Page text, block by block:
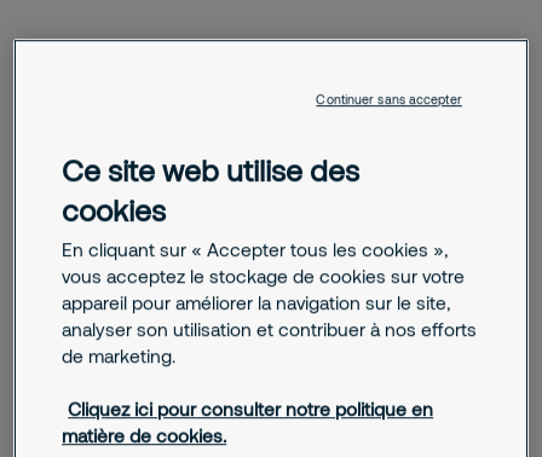
Vidéo surveillance temporaire
temporaire est devenue une nécessité dans de
nombreux cas. Que ce soit pour un chantier de
solutions de vidéosurveillance temporaire présente
une solution flexible et efficace.
Nos totems, tours et valises équipées de
vidéosurveillance détectent tout type de
l’aide des caméras de vidéosurveillance adaptées.
Ce site web utilise des
cookies
En cliquant sur « Accepter tous les cookies »,
vous acceptez le stockage de cookies sur votre
appareil pour améliorer la navigation sur le site,
analyser son utilisation et contribuer à nos efforts
de marketing.
Cliquez ici pour consulter notre politique en
matière de cookies.
Continuer sans accepter